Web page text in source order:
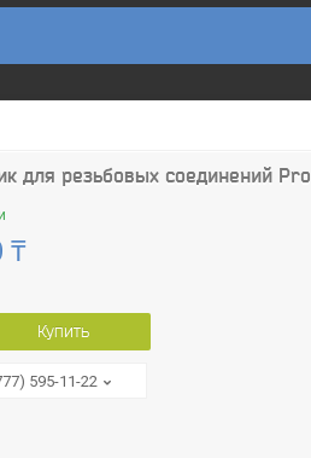
для резьбовых соединений
₸
Купить
595-11-22